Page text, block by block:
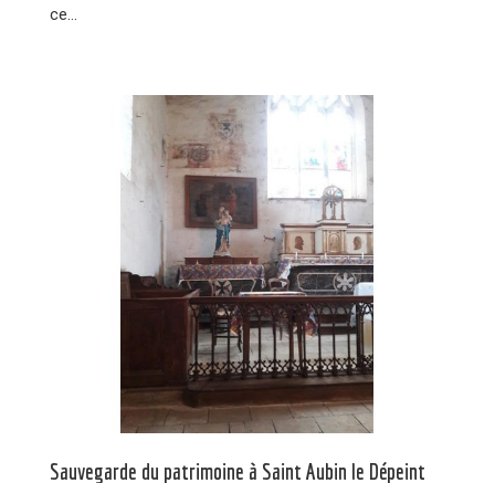
ce…
Sauvegarde du patrimoine à Saint Aubin le Dépeint